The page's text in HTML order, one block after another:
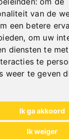
van de
een betere
, om uw
diensten te
te
weer te geven
Ik ga akkoord
Ik weiger